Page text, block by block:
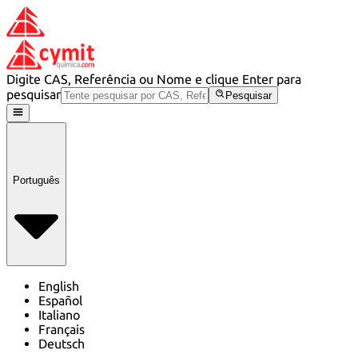
Digite CAS, Referência ou Nome e clique Enter para
pesquisar
Pesquisar
Português
English
Español
Italiano
Français
Deutsch